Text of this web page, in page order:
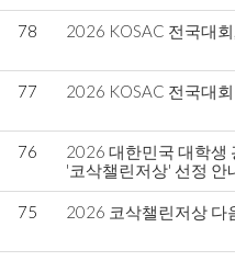
78 2026 KOSAC 전국대
77 2026 KOSAC 전국대
76
2026 대한민국 대학생
'코삭챌린저상' 선정 안
75 2026 코삭챌린저상 다